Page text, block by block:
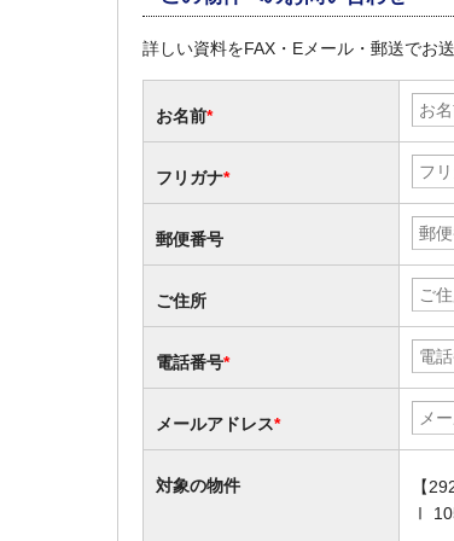
詳しい資料をFAX・Eメール・郵送でお
お名前*
フリガナ*
郵便番号
ご住所
電話番号*
メールアドレス*
対象の物件
【
Ⅰ